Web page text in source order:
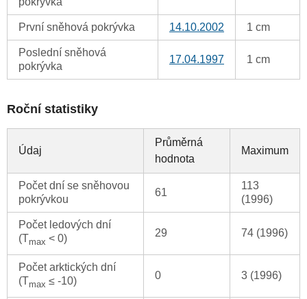
První sněhová pokrývka 14.10.2002 1 cm
Poslední sněhová
pokrývka
17.04.1997 1 cm
Roční statistiky
Údaj
Průměrná
hodnota
Maximum
Počet dní se sněhovou
pokrývkou
61
113
(1996)
Počet ledových dní
(Tmax < 0) 29 74 (1996)
Počet arktických dní
(Tmax ≤ -10) 0 3 (1996)